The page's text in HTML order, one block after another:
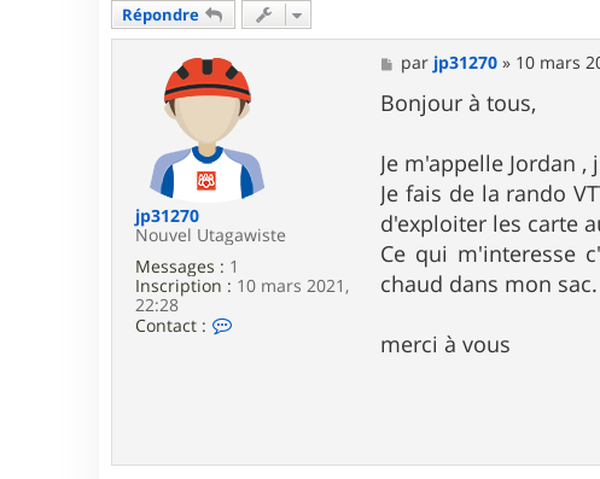
Répondre
jp31270
Nouvel Utagawiste
Messages : 1
Inscription : 10 mars 2021,
22:28
Contact :
M
e
s
s
g
e
par jp31270 » 10 mars
Bonjour à tous,
Je m'appelle Jordan
Je fais de la rando
d'exploiter les carte
Ce qui m'interesse
chaud dans mon sac.
merci à vous